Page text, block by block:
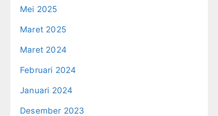
Mei 2025
Maret 2025
Maret 2024
Februari 2024
Januari 2024
Desember 2023